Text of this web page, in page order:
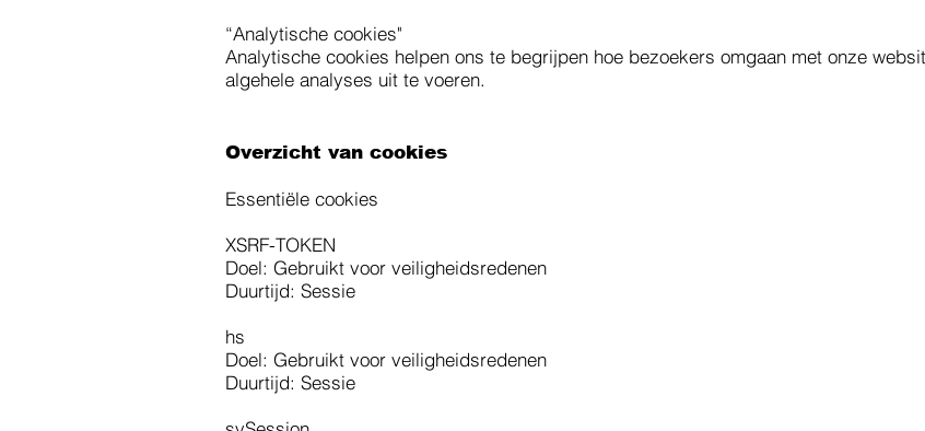
“Analytische cookies"
Analytische cookies helpen ons te begrijpen hoe bezoekers omgaan met onze
algehele analyses uit te voeren.
Overzicht van cookies
Essentiële cookies
XSRF-TOKEN
Doel: Gebruikt voor veiligheidsredenen
Duurtijd: Sessie
hs
Doel: Gebruikt voor veiligheidsredenen
Duurtijd: Sessie